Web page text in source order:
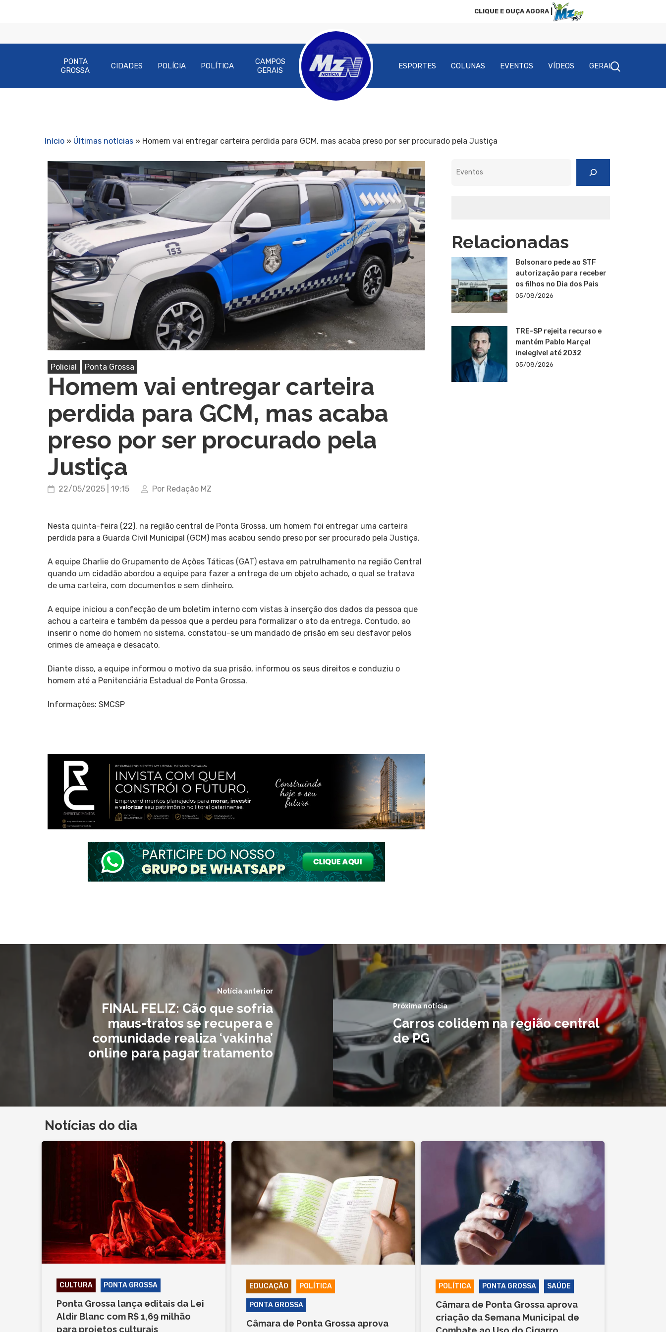
CLIQUE E OUÇA AGORA |
Pressione Enter para pesquisar ou ESC para fechar
PONTA
GROSSA
CIDADES POLÍCIA POLÍTICA
CAMPOS
GERAIS
ESPORTES COLUNAS EVENTOS VÍDEOS GERAL
Início » Últimas notícias » Homem vai entregar carteira perdida para GCM, mas acaba preso por ser procurado pela Justiça
Policial Ponta Grossa
Homem vai entregar carteira
perdida para GCM, mas acaba
preso por ser procurado pela
Justiça
22/05/2025 | 19:15 Por Redação MZ
Nesta quinta-feira (22), na região central de Ponta Grossa, um homem foi entregar uma carteira
perdida para a Guarda Civil Municipal (GCM) mas acabou sendo preso por ser procurado pela Justiça.
A equipe Charlie do Grupamento de Ações Táticas (GAT) estava em patrulhamento na região Central
quando um cidadão abordou a equipe para fazer a entrega de um objeto achado, o qual se tratava
de uma carteira, com documentos e sem dinheiro.
A equipe iniciou a confecção de um boletim interno com vistas à inserção dos dados da pessoa que
achou a carteira e também da pessoa que a perdeu para formalizar o ato da entrega. Contudo, ao
inserir o nome do homem no sistema, constatou-se um mandado de prisão em seu desfavor pelos
crimes de ameaça e desacato.
Diante disso, a equipe informou o motivo da sua prisão, informou os seus direitos e conduziu o
homem até a Penitenciária Estadual de Ponta Grossa.
Informações: SMCSP
Relacionadas
Bolsonaro pede ao STF
autorização para receber
os filhos no Dia dos Pais
05/08/2026
TRE-SP rejeita recurso e
mantém Pablo Marçal
inelegível até 2032
05/08/2026
Notícia anterior
FINAL FELIZ: Cão que sofria
maus-tratos se recupera e
comunidade realiza ‘vakinha’
online para pagar tratamento
Próxima notícia
Carros colidem na região central
de PG
Notícias do dia
CULTURA PONTA GROSSA
Ponta Grossa lança editais da Lei
Aldir Blanc com R$ 1,69 milhão
para projetos culturais
EDUCAÇÃO POLÍTICA
PONTA GROSSA
Câmara de Ponta Grossa aprova
POLÍTICA PONTA GROSSA SAÚDE
Câmara de Ponta Grossa aprova
criação da Semana Municipal de